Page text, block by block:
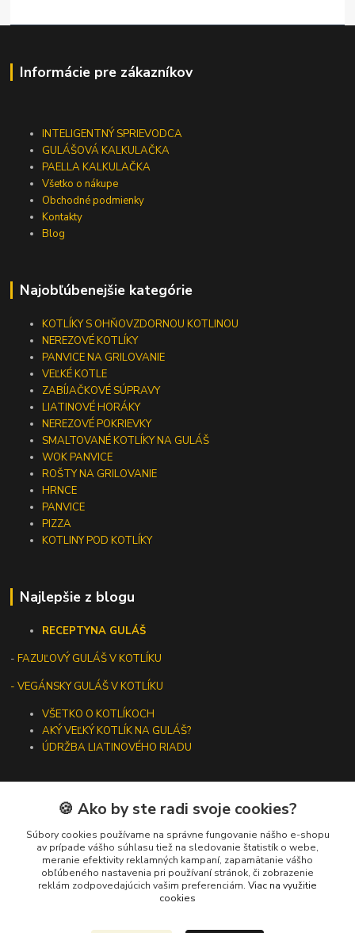
Informácie pre zákazníkov
INTELIGENTNÝ SPRIEVODCA
GULÁŠOVÁ KALKULAČKA
PAELLA KALKULAČKA
Všetko o nákupe
Obchodné podmienky
Kontakty
Blog
Najobľúbenejšie kategórie
KOTLÍKY S OHŇOVZDORNOU KOTLINOU
NEREZOVÉ KOTLÍKY
PANVICE NA GRILOVANIE
VEĽKÉ KOTLE
ZABÍJAČKOVÉ SÚPRAVY
LIATINOVÉ HORÁKY
NEREZOVÉ POKRIEVKY
SMALTOVANÉ KOTLÍKY NA GULÁŠ
WOK PANVICE
ROŠTY NA GRILOVANIE
HRNCE
PANVICE
PIZZA
KOTLINY POD KOTLÍKY
Najlepšie z blogu
RECEPTYNA GULÁŠ
-FAZUĽOVÝ GULÁŠ V KOTLÍKU
- VEGÁNSKY GULÁŠ V KOTLÍKU
VŠETKO O KOTLÍKOCH
AKÝ VEĽKÝ KOTLÍK NA GULÁŠ?
ÚDRŽBA LIATINOVÉHO RIADU
Kontakty
+421 919 275 553
(Po-Pia, 10-13 hod.)
🍪 Ako by ste radi svoje cookies?
Súbory cookies používame na správne fungovanie nášho e-shopu
av prípade vášho súhlasu tiež na sledovanie štatistík o webe,
meranie efektivity reklamných kampaní, zapamätanie vášho
obľúbeného nastavenia pri používaní stránok, či zobrazenie
reklám zodpovedajúcich vašim preferenciám. Viac na využitie
cookies